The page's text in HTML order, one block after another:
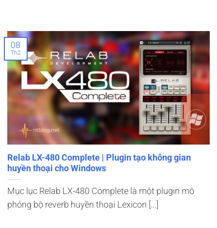
Relab LX-480 Complete | Plugin tạo không gian
huyền thoại cho Windows
Mục lục Relab LX-480 Complete là một plugin mô
phỏng bộ reverb huyền thoại Lexicon [...]
08
Th2